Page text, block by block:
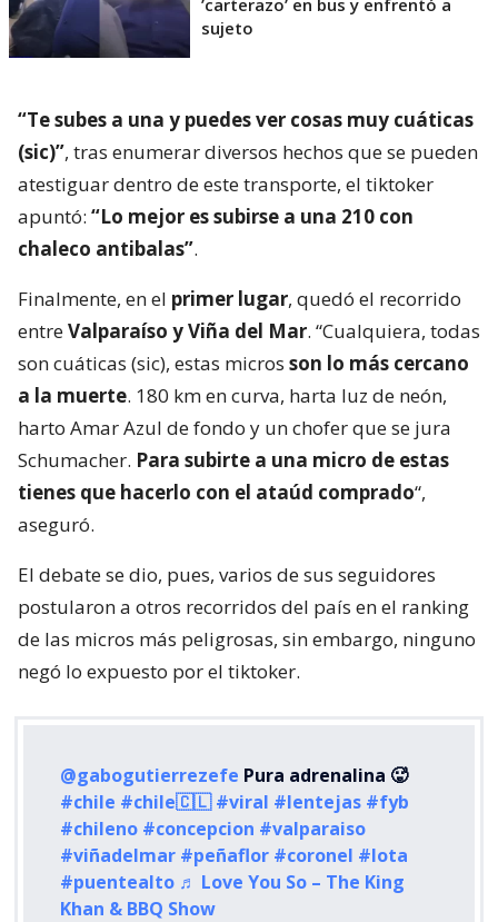
sujeto
“Te subes a una y puedes ver cosas muy cuáticas
(sic)”, tras enumerar diversos hechos que se pueden
atestiguar dentro de este transporte, el tiktoker
apuntó: “Lo mejor es subirse a una 210 con
chaleco antibalas”.
Finalmente, en el primer lugar, quedó el recorrido
entreValparaíso y Viña del Mar. “Cualquiera, todas
son cuáticas (sic), estas micros son lo más cercano
a la muerte. 180 km en curva, harta luz de neón,
harto Amar Azul de fondo y un chofer que se jura
Schumacher. Para subirte a una micro de estas
tienes que hacerlo con el ataúd comprado“,
aseguró.
El debate se dio, pues, varios de sus seguidores
postularon a otros recorridos del país en el ranking
de las micros más peligrosas, sin embargo, ninguno
negó lo expuesto por el tiktoker.
@gabogutierrezefe Pura adrenalina 🥵
#chile #chile🇨🇱 #viral #lentejas #fyb
#chileno #concepcion #valparaiso
#viñadelmar #peñaflor #coronel #lota
#puentealto ♬ Love You So – The King
Khan & BBQ Show